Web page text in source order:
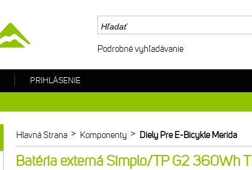
Hlavná Strana > Komponenty > Diely Pre E-Bicykle Merida
Batéria externá Simplo/TP G2 360Wh
Podrobné vyhľadávanie
PRIHLÁSENIE